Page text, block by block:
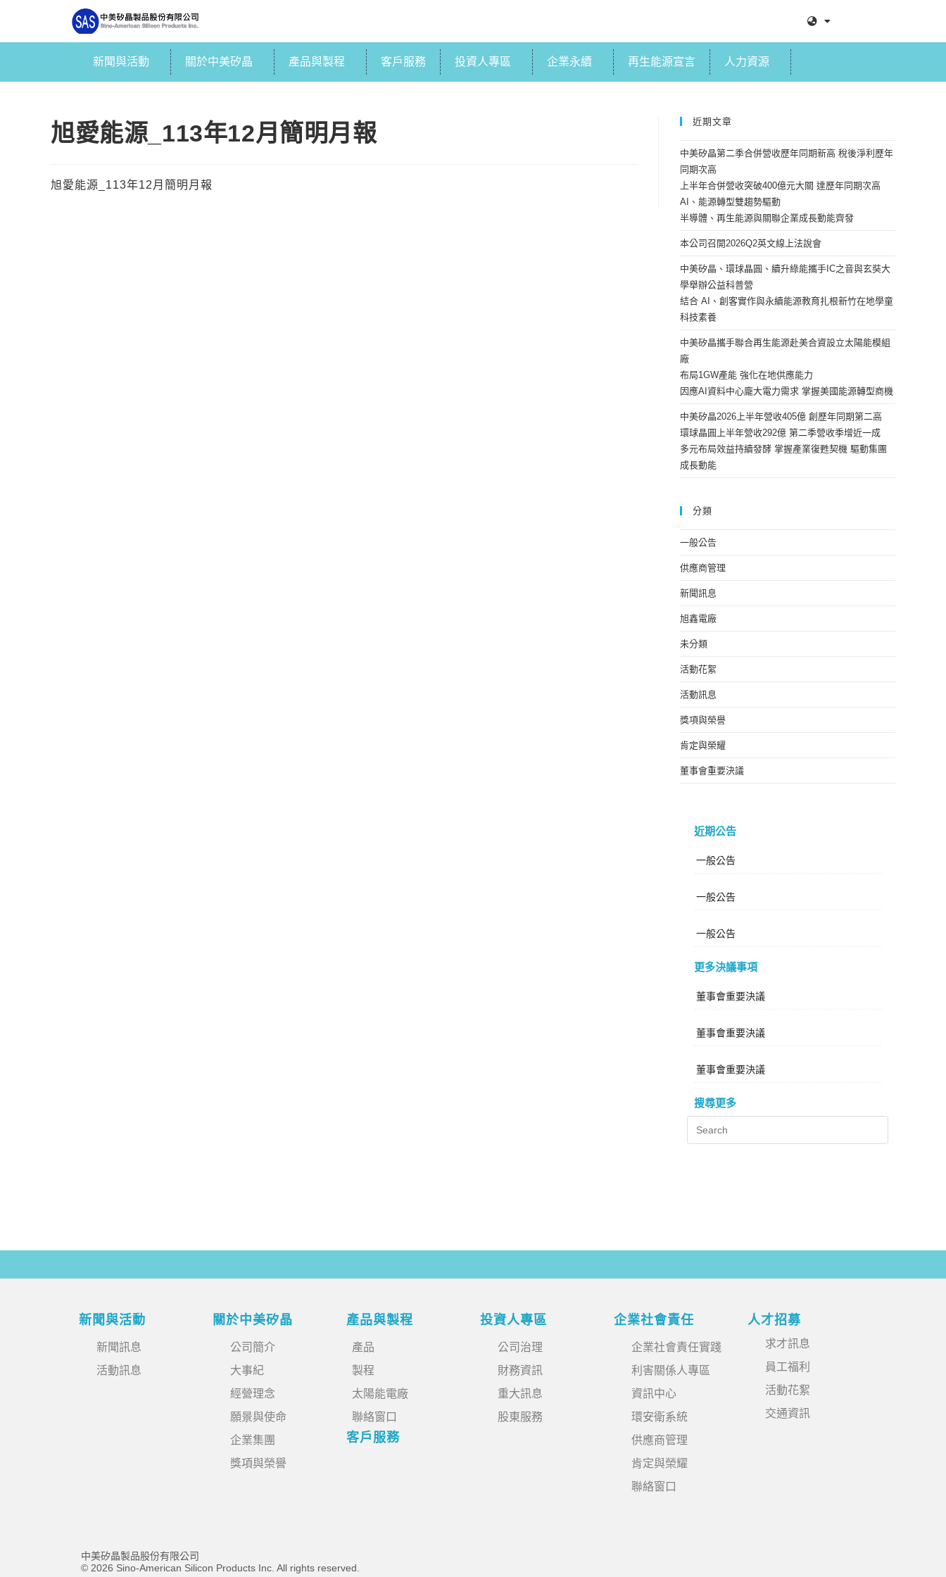
新聞與活動 關於中美矽晶 產品與製程 客戶服務 投資人專區 企業永續 再生能源宣言 人力資源
旭愛能源_113年12月簡明月報
旭愛能源_113年12月簡明月報
近期文章
中美矽晶第二季合併營收歷年同期新高 稅後淨利歷年
同期次高
上半年合併營收突破400億元大關 達歷年同期次高
AI、能源轉型雙趨勢驅動
半導體、再生能源與關聯企業成長動能齊發
本公司召開2026Q2英文線上法說會
中美矽晶、環球晶圓、續升綠能攜手IC之音與玄奘大
學舉辦公益科普營
結合 AI、創客實作與永續能源教育扎根新竹在地學童
科技素養
中美矽晶攜手聯合再生能源赴美合資設立太陽能模組
廠
布局1GW產能 強化在地供應能力
因應AI資料中心龐大電力需求 掌握美國能源轉型商機
中美矽晶2026上半年營收405億 創歷年同期第二高
環球晶圓上半年營收292億 第二季營收季增近一成
多元布局效益持續發酵 掌握產業復甦契機 驅動集團
成長動能
分類
一般公告
供應商管理
新聞訊息
旭鑫電廠
未分類
活動花絮
活動訊息
獎項與榮譽
肯定與榮耀
董事會重要決議
近期公告
一般公告
一般公告
一般公告
更多決議事項
董事會重要決議
董事會重要決議
董事會重要決議
搜尋更多
新聞與活動
新聞訊息
活動訊息
關於中美矽晶
公司簡介
大事紀
經營理念
願景與使命
企業集團
獎項與榮譽
產品與製程
產品
製程
太陽能電廠
聯絡窗口
客戶服務
投資人專區
公司治理
財務資訊
重大訊息
股東服務
企業社會責任
企業社會責任實踐
利害關係人專區
資訊中心
環安衛系統
供應商管理
肯定與榮耀
聯絡窗口
人才招募
求才訊息
員工福利
活動花絮
交通資訊
中美矽晶製品股份有限公司
© 2026 Sino-American Silicon Products Inc. All rights reserved.